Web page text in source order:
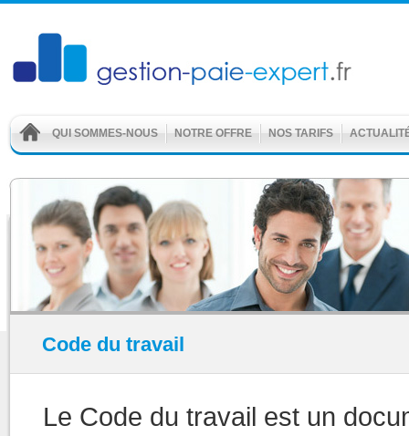
QUI SOMMES-NOUS NOTRE OFFRE NOS TARIFS
Code du travail
Le Code du travail est un